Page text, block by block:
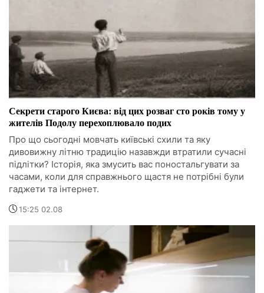
Секрети старого Києва: від цих розваг сто років тому у
жителів Подолу перехоплювало подих
Про що сьогодні мовчать київські схили та яку
дивовижну літню традицію назавжди втратили сучасні
підлітки? Історія, яка змусить вас поностальгувати за
часами, коли для справжнього щастя не потрібні були
гаджети та інтернет.
15:25 02.08